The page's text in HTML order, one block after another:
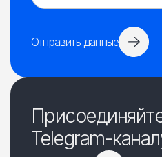
Отправить данные
Telegram-